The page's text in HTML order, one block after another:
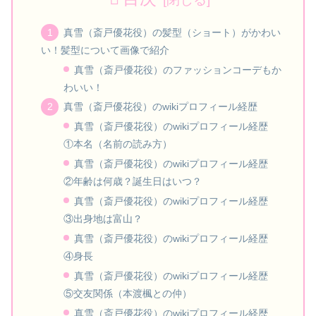
真雪（斎戸優花役）の髪型（ショート）がかわい
い！髪型について画像で紹介
真雪（斎戸優花役）のファッションコーデもか
わいい！
真雪（斎戸優花役）のwikiプロフィール経歴
真雪（斎戸優花役）のwikiプロフィール経歴
①本名（名前の読み方）
真雪（斎戸優花役）のwikiプロフィール経歴
②年齢は何歳？誕生日はいつ？
真雪（斎戸優花役）のwikiプロフィール経歴
③出身地は富山？
真雪（斎戸優花役）のwikiプロフィール経歴
④身長
真雪（斎戸優花役）のwikiプロフィール経歴
⑤交友関係（本渡楓との仲）
真雪（斎戸優花役）のwikiプロフィール経歴